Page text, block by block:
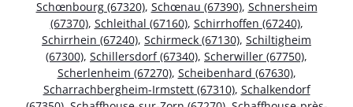
Schœnbourg (67320), Schœnau (67390), Schnersheim
(67370), Schleithal (67160), Schirrhoffen (67240),
Schirrhein (67240), Schirmeck (67130), Schiltigheim
(67300), Schillersdorf (67340), Scherwiller (67750),
Scherlenheim (67270), Scheibenhard (67630),
Scharrachbergheim-Irmstett (67310), Schalkendorf